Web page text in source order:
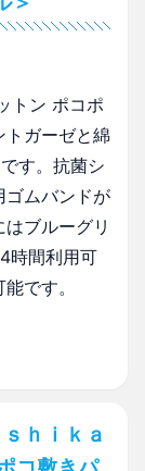
トン ポコポ
トガーゼと綿
す。抗菌シ
ゴムバンドが
ブルーグリ
時間利用可
です。
ｈｉｋａ